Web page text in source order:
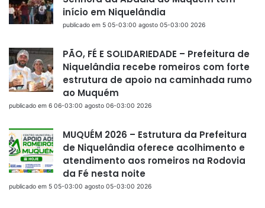
início em Niquelândia
publicado em 5 05-03:00 agosto 05-03:00 2026
PÃO, FÉ E SOLIDARIEDADE – Prefeitura de
Niquelândia recebe romeiros com forte
estrutura de apoio na caminhada rumo
ao Muquém
publicado em 6 06-03:00 agosto 06-03:00 2026
MUQUÉM 2026 – Estrutura da Prefeitura
de Niquelândia oferece acolhimento e
atendimento aos romeiros na Rodovia
da Fé nesta noite
publicado em 5 05-03:00 agosto 05-03:00 2026